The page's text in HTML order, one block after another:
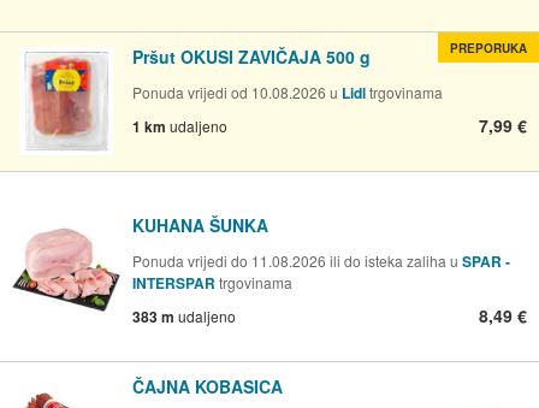
Pršut OKUSI ZAVIČAJA 500 g
Ponuda vrijedi od 10.08.2026 u Lidltrgovinama
1 km udaljeno 7,99 €
PREPORUKA
KUHANA ŠUNKA
Ponuda vrijedi do 11.08.2026 ili do isteka zaliha u SPAR -
INTERSPAR trgovinama
383 m udaljeno 8,49 €
ČAJNA KOBASICA